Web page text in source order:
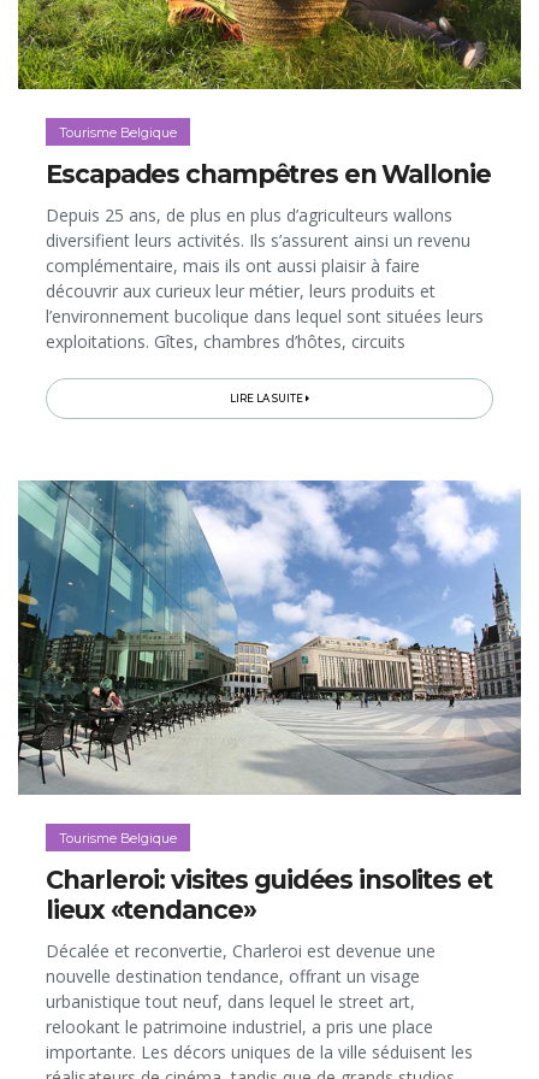
Tourisme Belgique
Escapades champêtres en Wallonie
Depuis 25 ans, de plus en plus d’agriculteurs wallons
diversifient leurs activités. Ils s’assurent ainsi un revenu
complémentaire, mais ils ont aussi plaisir à faire
découvrir aux curieux leur métier, leurs produits et
l’environnement bucolique dans lequel sont situées leurs
exploitations. Gîtes, chambres d’hôtes, circuits
magasins ou encore restaurants à la ferme… De quoi
nous composer, à prix abordable, une escapade à la fois
LIRE LA SUITE
Tourisme Belgique
Charleroi: visites guidées insolites et
lieux «tendance»
Décalée et reconvertie, Charleroi est devenue une
nouvelle destination tendance, offrant un visage
urbanistique tout neuf, dans lequel le street art,
relookant le patrimoine industriel, a pris une place
importante. Les décors uniques de la ville séduisent les